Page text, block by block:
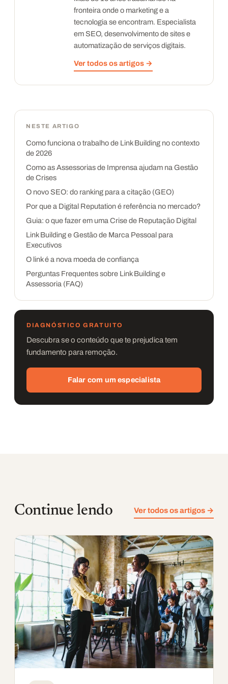
fronteira onde o marketing e a
tecnologia se encontram. Especialista
em SEO, desenvolvimento de sites e
automatização de serviços digitais.
Ver todos os artigos →
NESTE ARTIGO
Como funciona o trabalho de Link Building no contexto
de 2026
Como as Assessorias de Imprensa ajudam na Gestão
de Crises
O novo SEO: do ranking para a citação (GEO)
Por que a Digital Reputation é referência no mercado?
Guia: o que fazer em uma Crise de Reputação Digital
Link Building e Gestão de Marca Pessoal para
Executivos
O link é a nova moeda de confiança
Perguntas Frequentes sobre Link Building e
Assessoria (FAQ)
DIAGNÓSTICO GRATUITO
Descubra se o conteúdo que te prejudica tem
fundamento para remoção.
Falar com um especialista
Continue lendo Ver todos os artigos →